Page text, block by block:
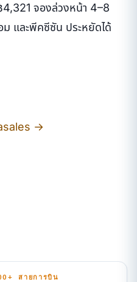
4,321 จองล่วงหน้า 4–8
และพีคซีซัน ประหยัดได้
→
สายการบิน